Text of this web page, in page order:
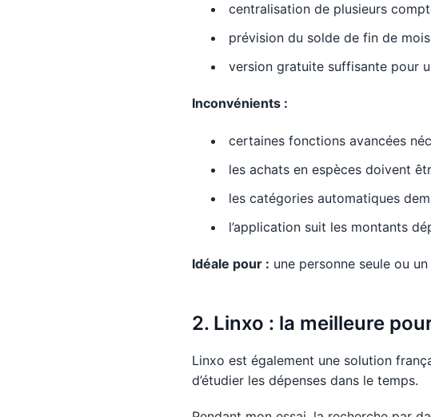
centralisation de plusieurs
prévision du solde de fin de
version gratuite suffisante pour
Inconvénients :
certaines fonctions avancées
les achats en espèces doivent
les catégories automatiques
l’application suit les montants
Idéale pour : une personne seule ou
2. Linxo : la meilleure
Linxo est également une solution
d’étudier les dépenses dans le temps.